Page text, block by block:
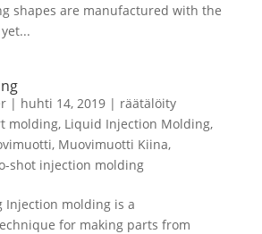
shapes are manufactured with the
| huhti 14, 2019| räätälöity
molding, Liquid Injection Molding,
, Muovimuotti Kiina,
shot injection molding
Injection molding is a
for making parts from